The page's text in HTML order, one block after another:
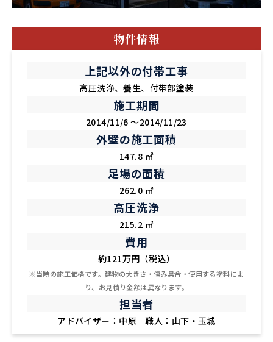
物件情報
上記以外の付帯工事
高圧洗浄、養生、付帯部塗装
施工期間
2014/11/6 ～2014/11/23
外壁の施工面積
147.8 ㎡
足場の面積
262.0 ㎡
高圧洗浄
215.2 ㎡
費用
約121万円（税込）
※当時の施工価格です。建物の大きさ・傷み具合・使用する塗料によ
り、お見積り金額は異なります。
担当者
アドバイザー：中原 職人：山下・玉城